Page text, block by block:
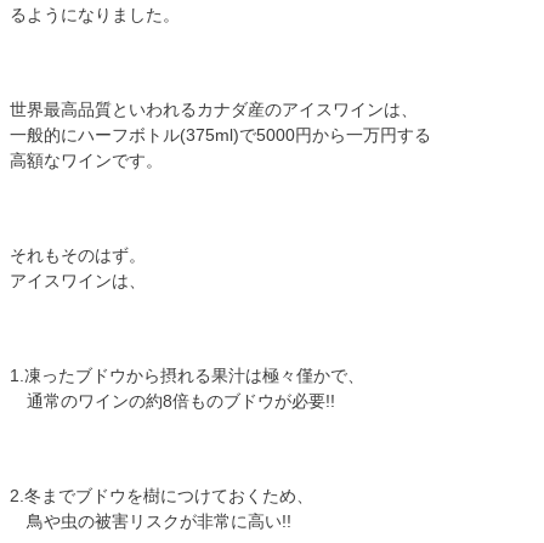
るようになりました。
世界最高品質といわれるカナダ産のアイスワインは、
一般的にハーフボトル(375ml)で5000円から一万円する
高額なワインです。
それもそのはず。
アイスワインは、
1.凍ったブドウから摂れる果汁は極々僅かで、
通常のワインの約8倍ものブドウが必要!!
2.冬までブドウを樹につけておくため、
鳥や虫の被害リスクが非常に高い!!